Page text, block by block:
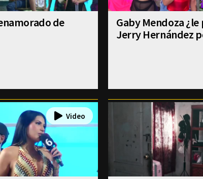
de
Gaby Mendoza ¿le
Jerry Hernández